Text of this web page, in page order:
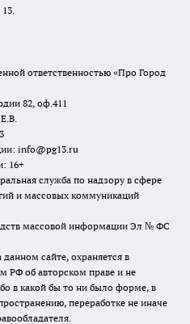
ответственностью «Про Город
82, оф.411
info@pg13.ru
16+
служба по надзору в сфере
и массовых коммуникаций
массовой информации Эл № ФС
сайте, охраняется в
РФ об авторском праве и не
в какой бы то ни было форме, в
переработке не иначе